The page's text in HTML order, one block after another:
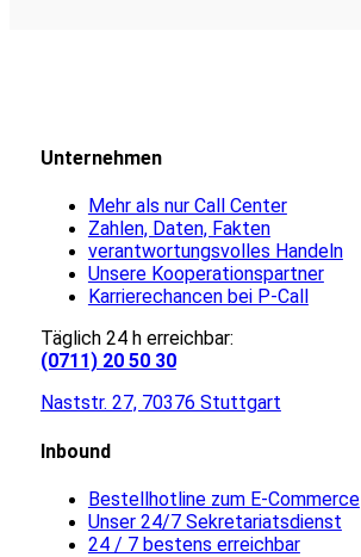
Unternehmen
Mehr als nur Call Center
Zahlen, Daten, Fakten
verantwortungsvolles Handeln
Unsere Kooperationspartner
Karrierechancen bei P-Call
Täglich 24 h erreichbar:
(0711) 20 50 30
Naststr. 27, 70376 Stuttgart
Inbound
Bestellhotline zum E-Commerce
Unser 24/7 Sekretariatsdienst
24 / 7 bestens erreichbar